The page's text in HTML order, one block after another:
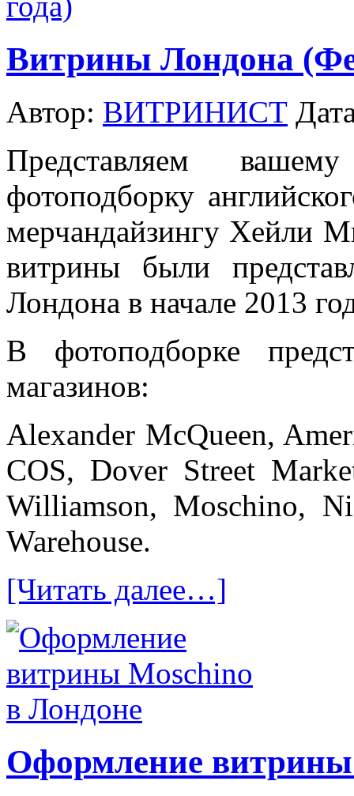
Витрины Лондона
Автор: ВИТРИНИСТ
Представляем
фотоподборку
мерчандайзингу Хейли
витрины были
Лондона в начале 2013
В фотоподборке
магазинов:
Alexander McQueen,
COS, Dover Street
Williamson, Moschino,
Warehouse.
[Читать далее…]
Оформление